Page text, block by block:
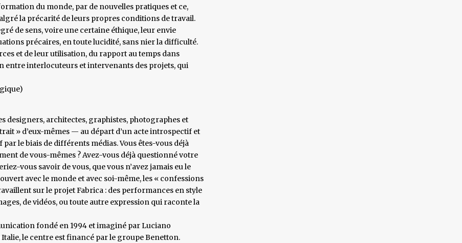
du monde, par de nouvelles pratiques et ce,
la précarité de leurs propres conditions de travail.
de sens, voire une certaine éthique, leur envie
précaires, en toute lucidité, sans nier la difficulté.
et de leur utilisation, du rapport au temps dans
entre interlocuteurs et intervenants des projets, qui
designers, architectes, graphistes, photographes et
» d’eux-mêmes — au départ d’un acte introspectif et
le biais de différents médias. Vous êtes-vous déjà
de vous-mêmes ? Avez-vous déjà questionné votre
vous savoir de vous, que vous n’avez jamais eu le
avec le monde et avec soi-même, les « confessions
sur le projet Fabrica : des performances en style
de vidéos, ou toute autre expression qui raconte la
fondé en 1994 et imaginé par Luciano
le centre est financé par le groupe Benetton.